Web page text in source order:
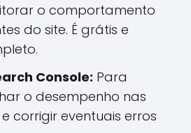
o comportamento
do site. É grátis e
Console: Para
o desempenho nas
corrigir eventuais erros